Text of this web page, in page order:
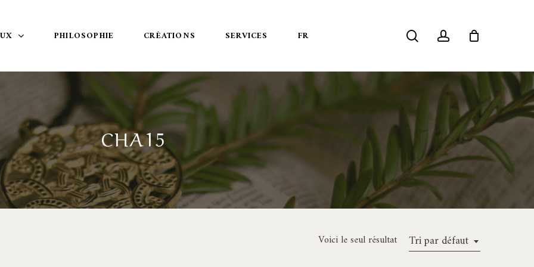
PHILOSOPHIE CRÉATIONS SERVICES FR searchaccount
CHA15
Tri par défaut
Voici le seul résultat